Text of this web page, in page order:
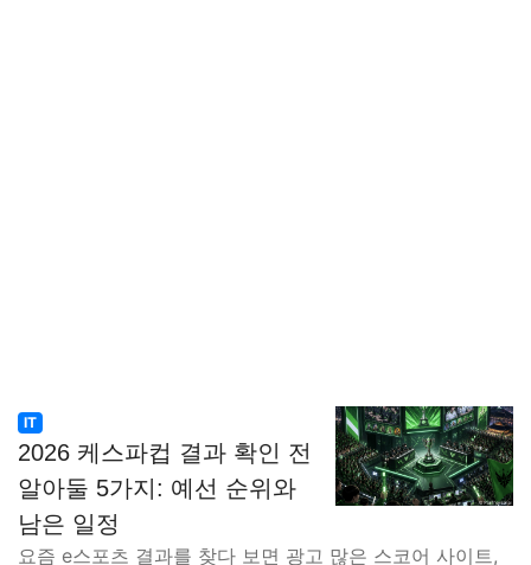
IT
2026 케스파컵 결과 확인 전
알아둘 5가지: 예선 순위와
남은 일정
요즘 e스포츠 결과를 찾다 보면 광고 많은 스코어 사이트,